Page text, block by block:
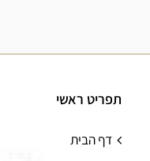
תפריט ראשי
דף הבית